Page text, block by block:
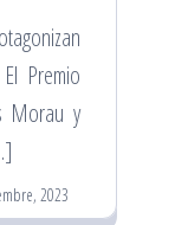
Premio
Morau y
2023